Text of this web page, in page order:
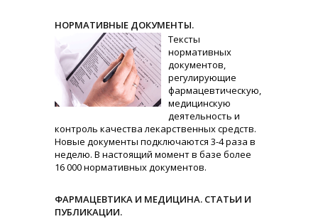
НОРМАТИВНЫЕ ДОКУМЕНТЫ.
Тексты
нормативных
документов,
регулирующие
фармацевтическую,
медицинскую
деятельность и
контроль качества лекарственных средств.
Новые документы подключаются 3-4 раза в
неделю. В настоящий момент в базе более
16 000 нормативных документов.
ФАРМАЦЕВТИКА И МЕДИЦИНА. СТАТЬИ И
ПУБЛИКАЦИИ.